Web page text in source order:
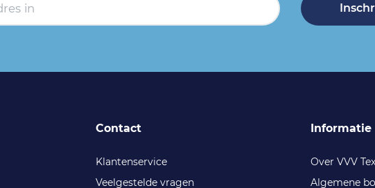
Contact
Klantenservice
Veelgestelde vragen
Informatie
Over VVV
Algemene